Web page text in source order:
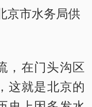
京市水务局供
，在门头沟区
这就是北京的